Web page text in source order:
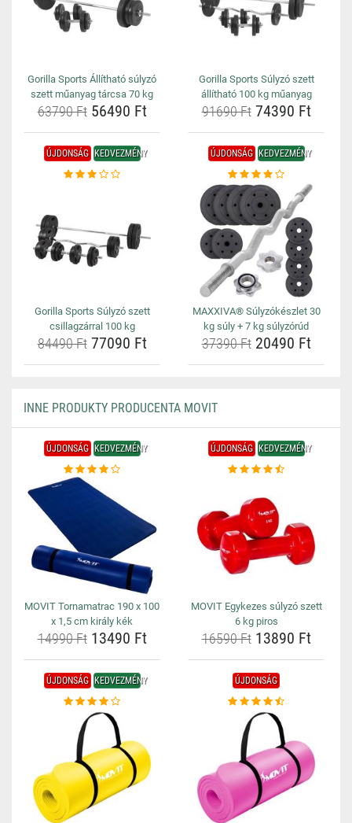
Gorilla Sports Állítható súlyzó
szett műanyag tárcsa 70 kg
63790 Ft56490 Ft
Gorilla Sports Súlyzó szett
állítható 100 kg műanyag
91690 Ft74390 Ft
ÚJDONSÁG KEDVEZMÉNY
Gorilla Sports Súlyzó szett
csillagzárral 100 kg
84490 Ft77090 Ft
ÚJDONSÁG KEDVEZMÉNY
MAXXIVA® Súlyzókészlet 30
kg súly + 7 kg súlyzórúd
37390 Ft20490 Ft
INNE PRODUKTY PRODUCENTA MOVIT
ÚJDONSÁG KEDVEZMÉNY
MOVIT Tornamatrac 190 x 100
x 1,5 cm király kék
14990 Ft13490 Ft
ÚJDONSÁG KEDVEZMÉNY
MOVIT Egykezes súlyzó szett
6 kg piros
16590 Ft13890 Ft
ÚJDONSÁG KEDVEZMÉNY ÚJDONSÁG